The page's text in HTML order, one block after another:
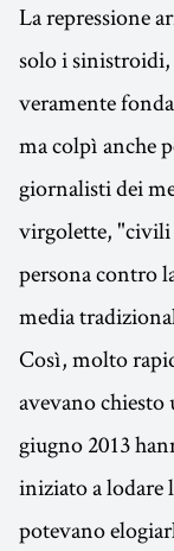
La repressione
solo i sinistroidi,
veramente
ma colpì anche
giornalisti dei
virgolette,
persona contro
media
Così, molto
avevano chiesto
giugno 2013
iniziato a lodare
potevano